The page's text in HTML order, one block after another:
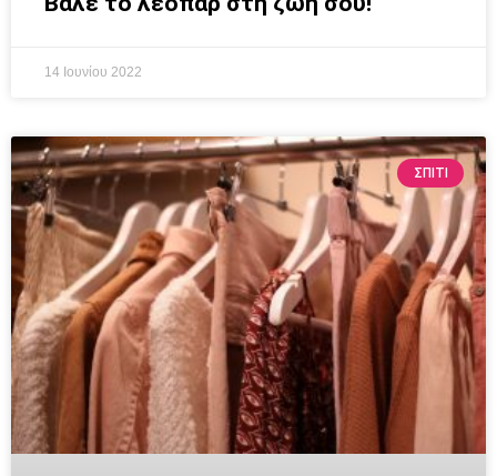
14 Ιουνίου 2022
ΣΠΙΤΙ